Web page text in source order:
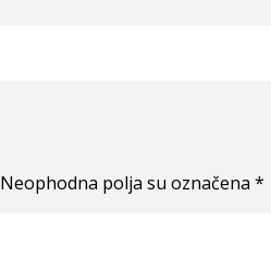
Neophodna polja su označena *